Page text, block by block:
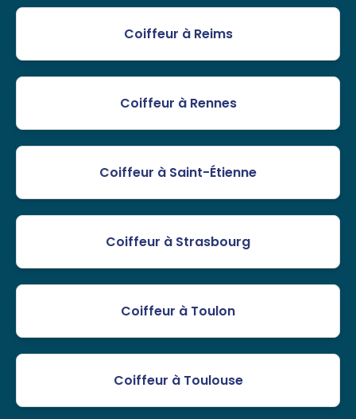
Coiffeur à Reims
Coiffeur à Rennes
Coiffeur à Saint-Étienne
Coiffeur à Strasbourg
Coiffeur à Toulon
Coiffeur à Toulouse